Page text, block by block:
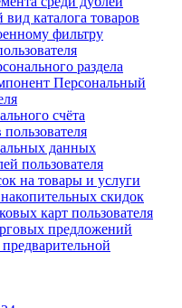
каталога товаров
фильтру
раздела
Персональный
счёта
данных
пользователя
на товары и услуги
скидок
карт пользователя
предложений